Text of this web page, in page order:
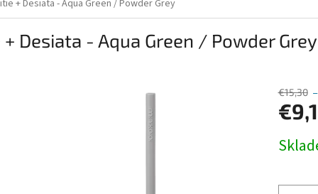
+ Desiata - Aqua Green / Powder Grey
+ Desiata - Aqua Green / Powder Grey
€15,30
cena: